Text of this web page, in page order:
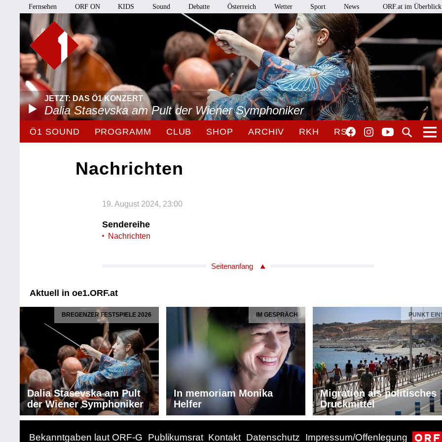
Fernsehen ORF ON KIDS Sound Debatte Österreich Wetter Sport News ORF.at im Überblick
JETZT: DAS Ö1 KONZERT
Dalia Stasevska am Pult der Wiener Symphoniker
Ö1 SOUND PROGRAMM CLUB SHOP ARCHIV RKH RSO
Nachrichten
19. August 2024, 23:00
Sendereihe
Nachrichten
Seitenanfang
Aktuell in oe1.ORF.at
BREGENZER FESTSPIELE 2026
Dalia Stasevska am Pult
der Wiener Symphoniker
IM GESPRÄCH
In memoriam Monika
Helfer
PUNKT
Migration als politisches
Druckmittel
Bekanntgaben laut ORF-G Publikumsrat Kontakt Datenschutz Impressum/Offenlegung